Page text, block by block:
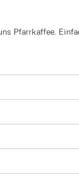
Pfarrkaffee.